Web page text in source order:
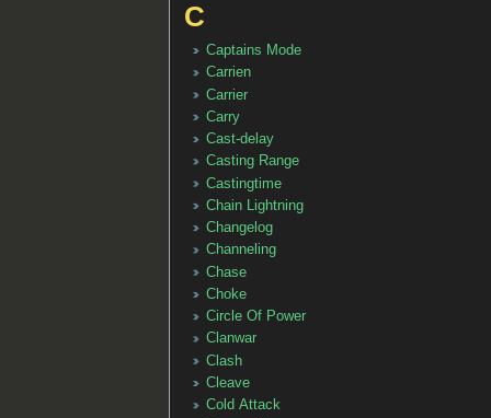
C
Captains Mode
Carrien
Carrier
Carry
Cast-delay
Casting Range
Castingtime
Chain Lightning
Changelog
Channeling
Chase
Choke
Circle Of Power
Clanwar
Clash
Cleave
Cold Attack